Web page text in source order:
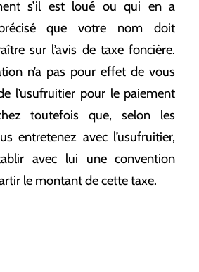
s’il est loué ou qui en a
que votre nom doit
sur l’avis de taxe foncière.
n’a pas pour effet de vous
l’usufruitier pour le paiement
toutefois que, selon les
entretenez avec l’usufruitier,
avec lui une convention
le montant de cette taxe.